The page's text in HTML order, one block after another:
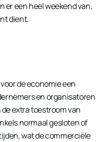
er een heel weekend van,
dient.
de economie een
en organisatoren
extra toestroom van
normaal gesloten of
wat de commerciële